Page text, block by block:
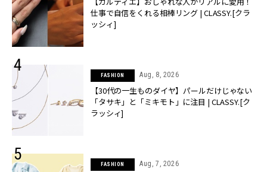
仕事で自信をくれる相棒リング | CLASSY.[クラ
ッシィ]
FASHION Aug, 8, 2026
【30代の一生ものダイヤ】パールだけじゃない
「タサキ」と「ミキモト」に注目 | CLASSY.[ク
ラッシィ]
FASHION Aug, 7, 2026